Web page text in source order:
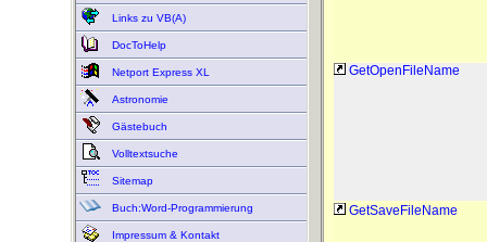
Links zu VB(A)
DocToHelp
Netport Express XL
Astronomie
Gästebuch
Volltextsuche
Sitemap
Buch:Word-Programmierung
Impressum & Kontakt
GetOpenFileName
GetSaveFileName